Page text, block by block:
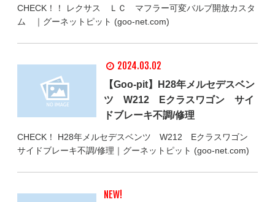
CHECK！！ レクサス ＬＣ マフラー可変バルブ開放カスタ
ム ｜グーネットピット (goo-net.com)
2024.03.02
【Goo-pit】H28年メルセデスベン
ツ W212 Eクラスワゴン サイ
ドブレーキ不調/修理
CHECK！ H28年メルセデスベンツ W212 Eクラスワゴン
サイドブレーキ不調/修理｜グーネットピット (goo-net.com)
NEW!